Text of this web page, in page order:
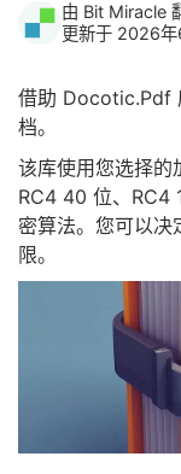
由 Bit Miracle
更新于 2026年
借助 Docotic.Pdf
档。
该库使用您选择的
RC4 40 位、RC4
密算法。您可以决
限。